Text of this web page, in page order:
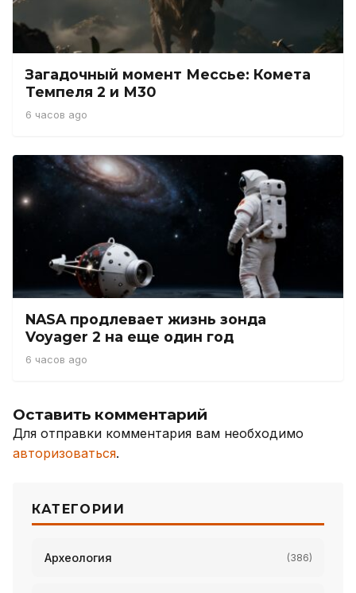
Загадочный момент Мессье: Комета
Темпеля 2 и М30
6 часов ago
NASA продлевает жизнь зонда
Voyager 2 на еще один год
6 часов ago
Оставить комментарий
Для отправки комментария вам необходимо
авторизоваться.
КАТЕГОРИИ
Археология (386)